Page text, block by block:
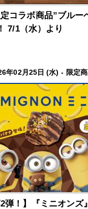
定コラボ商品”ブルー
7/1（水）より
年02月25日 (水) - 限定
2弾！】『ミニオンズ